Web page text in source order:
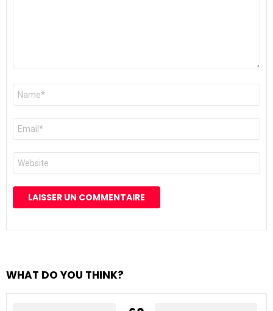
Nom
E-
mail
*
Site
web
WHAT DO YOU THINK?